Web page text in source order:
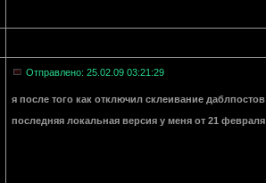
Отправлено: 25.02.09 03:21:29
я после того как отключил склеивание
последняя локальная версия у меня от 21